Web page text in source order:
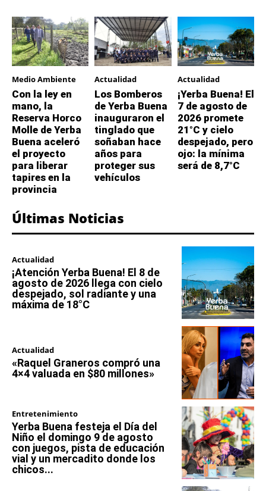
Medio Ambiente
Con la ley en
mano, la
Reserva Horco
Molle de Yerba
Buena aceleró
el proyecto
para liberar
tapires en la
provincia
Actualidad
Los Bomberos
de Yerba Buena
inauguraron el
tinglado que
soñaban hace
años para
proteger sus
vehículos
Actualidad
¡Yerba Buena! El
7 de agosto de
2026 promete
21°C y cielo
despejado, pero
ojo: la mínima
será de 8,7°C
Últimas Noticias
Actualidad
¡Atención Yerba Buena! El 8 de
agosto de 2026 llega con cielo
despejado, sol radiante y una
máxima de 18°C
Actualidad
«Raquel Graneros compró una
4×4 valuada en $80 millones»
Entretenimiento
Yerba Buena festeja el Día del
Niño el domingo 9 de agosto
con juegos, pista de educación
vial y un mercadito donde los
chicos...